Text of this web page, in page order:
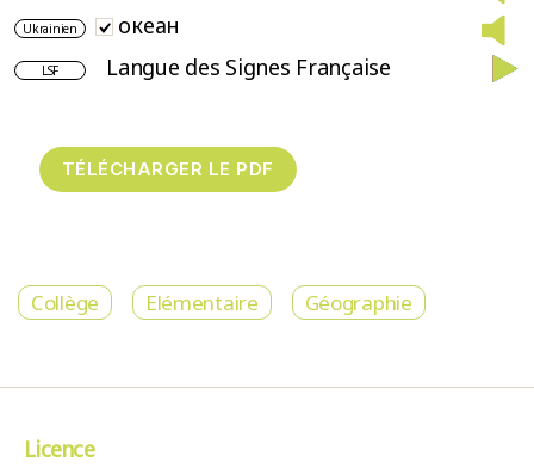
Ukrainien океан
LSF Langue des Signes Française
Collège Elémentaire Géographie
Licence